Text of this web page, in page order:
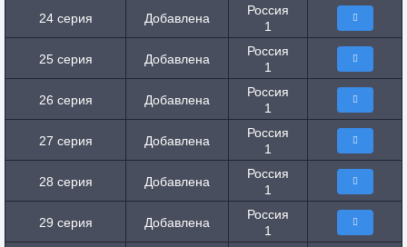
24 серия Добавлена
Россия
1
25 серия Добавлена
Россия
1
26 серия Добавлена
Россия
1
27 серия Добавлена
Россия
1
28 серия Добавлена
Россия
1
29 серия Добавлена
Россия
1